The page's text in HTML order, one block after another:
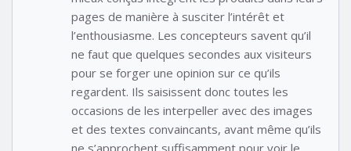
pages de manière à susciter l’intérêt et
l’enthousiasme. Les concepteurs savent qu’il
ne faut que quelques secondes aux visiteurs
pour se forger une opinion sur ce qu’ils
regardent. Ils saisissent donc toutes les
occasions de les interpeller avec des images
et des textes convaincants, avant même qu’ils